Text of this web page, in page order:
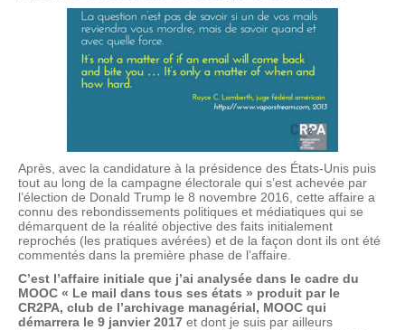
Après, avec la candidature à la présidence des États-Unis puis
tout au long de la campagne électorale qui s’est achevée par
l’élection de Donald Trump le 8 novembre 2016, cette affaire a
connu des rebondissements politiques et médiatiques qui se
démarquent de la réalité objective des faits initialement
reprochés (les pratiques avérées) et de la façon dont ils ont été
commentés dans la première phase de l’affaire.
C’est l’affaire initiale que j’ai analysée dans le cadre du
MOOC « Le mail dans tous ses états » produit par le
CR2PA, club de l’archivage managérial, MOOC qui
démarrera le 9 janvier 2017 et dont je suis par ailleurs